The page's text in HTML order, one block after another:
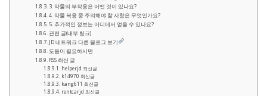
3. 약물의 부작용은 어떤 것이 있나요?
4. 약물 복용 중 주의해야 할 사항은 무엇인가요?
5. 추가적인 정보는 어디에서 얻을 수 있나요?
관련 글(내부 링크)
JD 네트워크 다른 블로그 보기
도움이 필요하시면
RSS 최신 글
helperjd 최신글
k14970 최신글
kang611 최신글
rentcarjd 최신글